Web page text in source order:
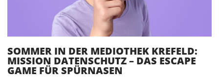
SOMMER IN DER MEDIOTHEK KREFELD:
MISSION DATENSCHUTZ – DAS ESCAPE
GAME FÜR SPÜRNASEN